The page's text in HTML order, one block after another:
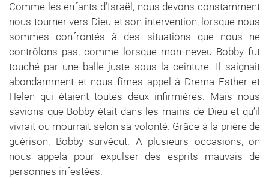
Comme les enfants d’Israël, nous devons constamment
nous tourner vers Dieu et son intervention, lorsque nous
sommes confrontés à des situations que nous ne
contrôlons pas, comme lorsque mon neveu Bobby fut
touché par une balle juste sous la ceinture. Il saignait
abondamment et nous fîmes appel à Drema Esther et
Helen qui étaient toutes deux infirmières. Mais nous
savions que Bobby était dans les mains de Dieu et qu’il
vivrait ou mourrait selon sa volonté. Grâce à la prière de
guérison, Bobby survécut. A plusieurs occasions, on
nous appela pour expulser des esprits mauvais de
personnes infestées.